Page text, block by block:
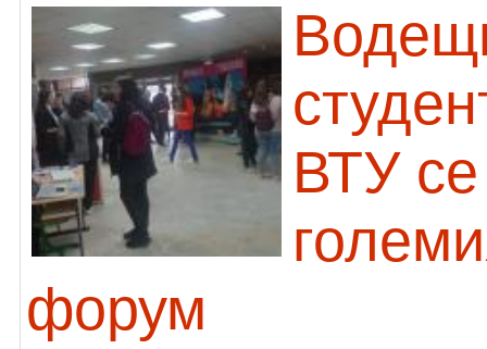
ВТУ
форум